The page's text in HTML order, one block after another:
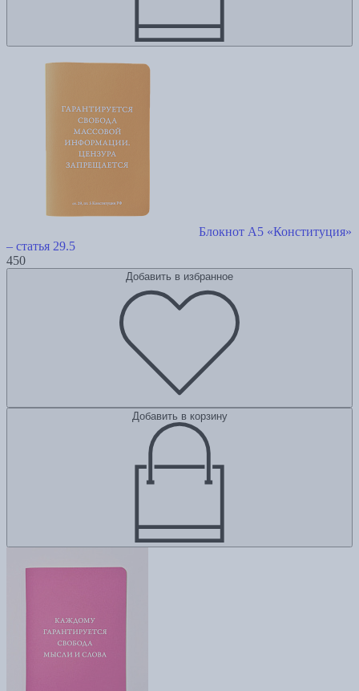
Блокнот А5 «Конституция»
– статья 29.5
450
Добавить в избранное
Добавить в корзину